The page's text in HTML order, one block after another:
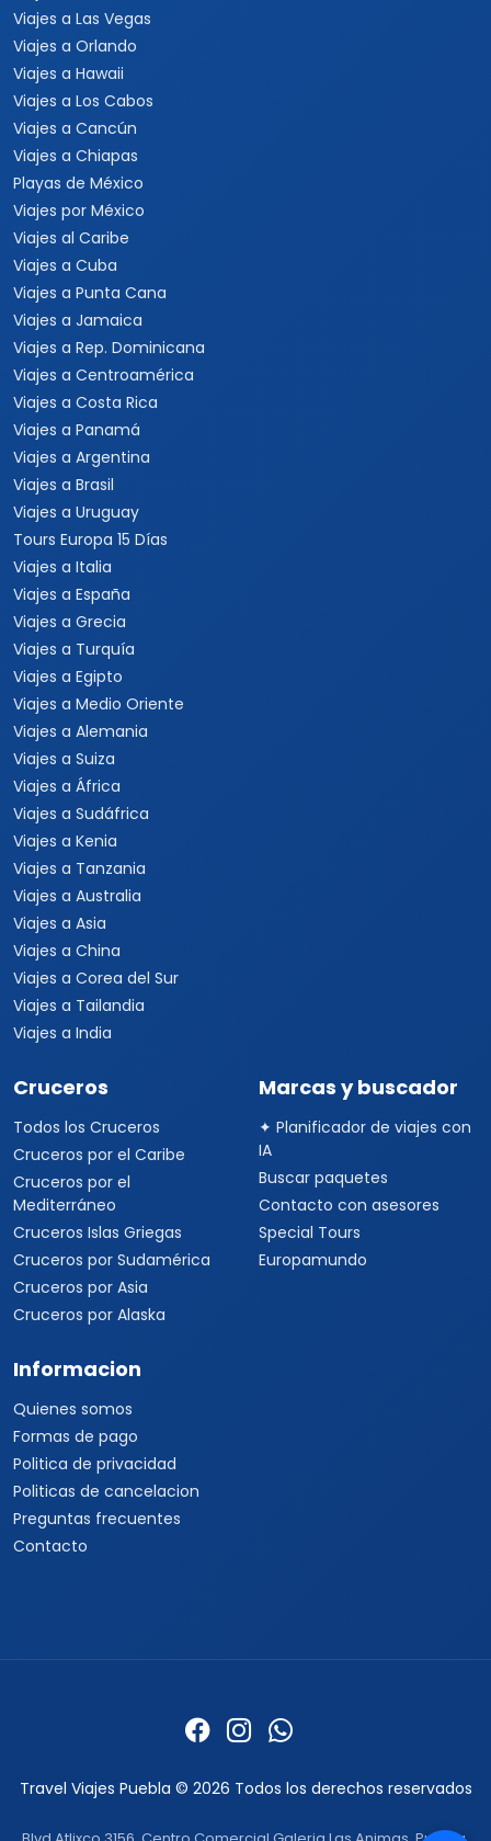
Viajes a Las Vegas
Viajes a Orlando
Viajes a Hawaii
Viajes a Los Cabos
Viajes a Cancún
Viajes a Chiapas
Playas de México
Viajes por México
Viajes al Caribe
Viajes a Cuba
Viajes a Punta Cana
Viajes a Jamaica
Viajes a Rep. Dominicana
Viajes a Centroamérica
Viajes a Costa Rica
Viajes a Panamá
Viajes a Argentina
Viajes a Brasil
Viajes a Uruguay
Tours Europa 15 Días
Viajes a Italia
Viajes a España
Viajes a Grecia
Viajes a Turquía
Viajes a Egipto
Viajes a Medio Oriente
Viajes a Alemania
Viajes a Suiza
Viajes a África
Viajes a Sudáfrica
Viajes a Kenia
Viajes a Tanzania
Viajes a Australia
Viajes a Asia
Viajes a China
Viajes a Corea del Sur
Viajes a Tailandia
Viajes a India
Cruceros
Todos los Cruceros
Cruceros por el Caribe
Cruceros por el
Mediterráneo
Cruceros Islas Griegas
Cruceros por Sudamérica
Cruceros por Asia
Cruceros por Alaska
Marcas y buscador
✦ Planificador de viajes con
IA
Buscar paquetes
Contacto con asesores
Special Tours
Europamundo
Informacion
Quienes somos
Formas de pago
Politica de privacidad
Politicas de cancelacion
Preguntas frecuentes
Contacto
Travel Viajes Puebla © 2026 Todos los derechos reservados